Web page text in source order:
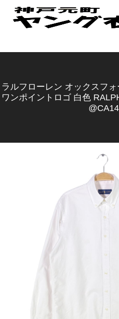
ラルフローレン オックスフ
ワンポイントロゴ 白色